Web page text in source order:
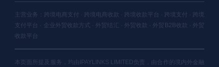
主营业务：跨境电商支付 · 跨境电商收款 · 跨境收款平台 · 跨境支付 · 跨境
支付平台 · 企业外贸收款方式 · 外贸结汇 · 外贸收款 · 外贸B2B收款 · 外贸
收款平台
本页面所提及服务，均由IPAYLINKS LIMITED负责，由合作的境内外金融